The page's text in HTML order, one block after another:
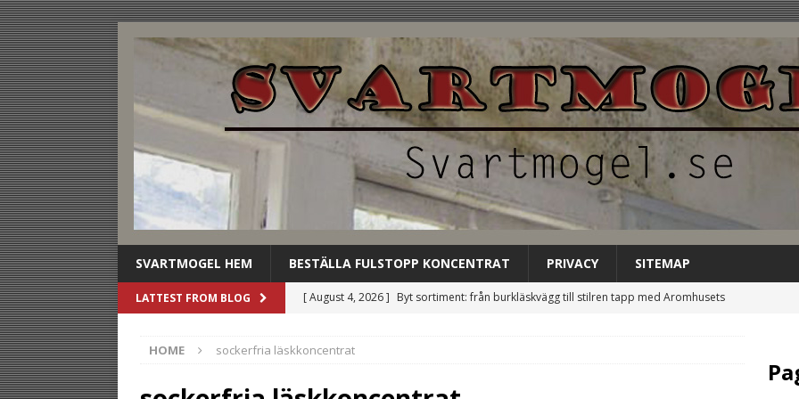
SVARTMOGEL HEM BESTÄLLA FULSTOPP KONCENTRAT PRIVACY SITEMAP
LATTEST FROM BLOG [ August 4, 2026 ] Byt sortiment: från burkläskvägg till stilren tapp med Aromhusets
[ August 3, 2026 ]
dryckesbuffén
UNCATEGORIZED
HOME sockerfria läskkoncentrat